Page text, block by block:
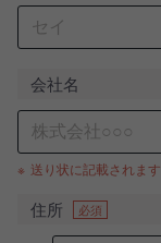
町村農場について
ご利用ガイド
会社名
送り状に記載されます
住所 必須